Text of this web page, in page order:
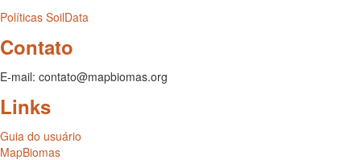
Políticas SoilData
Contato
E-mail: contato@mapbiomas.org
Links
Guia do usuário
MapBiomas